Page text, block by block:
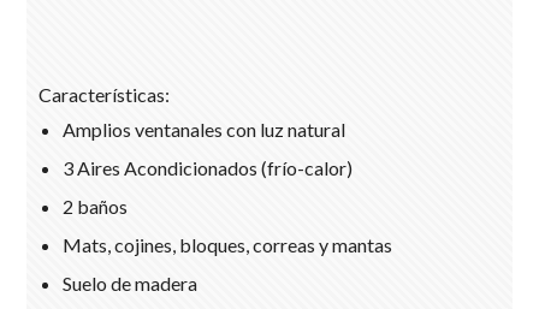
Características:
Amplios ventanales con luz natural
3 Aires Acondicionados (frío-calor)
2 baños
Mats, cojines, bloques, correas y mantas
Suelo de madera